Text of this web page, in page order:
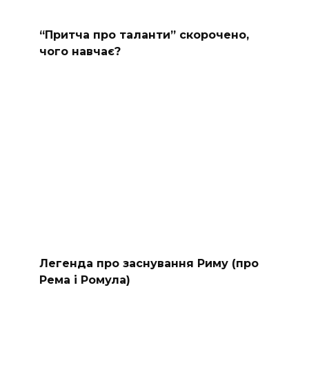
“Притча про таланти” скорочено,
чого навчає?
Легенда про заснування Риму (про
Рема і Ромула)